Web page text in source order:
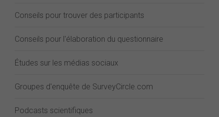
Conseils pour trouver des participants
Conseils pour l'élaboration du questionnaire
Études sur les médias sociaux
Groupes d'enquête de SurveyCircle.com
Podcasts scientifiques